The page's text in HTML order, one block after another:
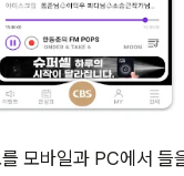
모바일과 PC에서 들